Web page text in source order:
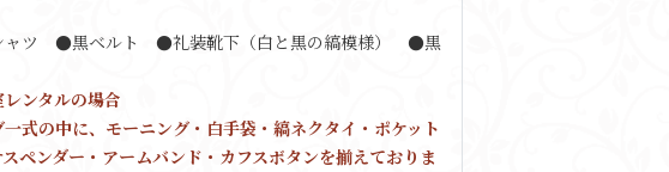
ャツ ●黒ベルト ●礼装靴下（白と黒の縞模様） ●黒
ンタルの場合
式の中に、モーニング・白手袋・縞ネクタイ・ポケット
ペンダー・アームバンド・カフスボタンを揃えておりま